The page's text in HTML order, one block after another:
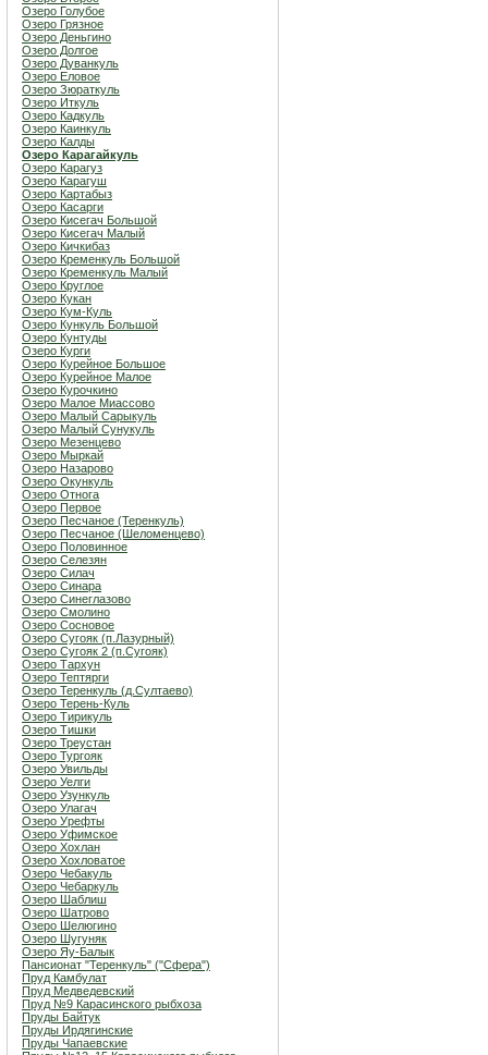
Озеро Голубое
Озеро Грязное
Озеро Деньгино
Озеро Долгое
Озеро Дуванкуль
Озеро Еловое
Озеро Зюраткуль
Озеро Иткуль
Озеро Кадкуль
Озеро Каинкуль
Озеро Калды
Озеро Карагайкуль
Озеро Карагуз
Озеро Карагуш
Озеро Картабыз
Озеро Касарги
Озеро Кисегач Большой
Озеро Кисегач Малый
Озеро Кичкибаз
Озеро Кременкуль Большой
Озеро Кременкуль Малый
Озеро Круглое
Озеро Кукан
Озеро Кум-Куль
Озеро Кункуль Большой
Озеро Кунтуды
Озеро Курги
Озеро Курейное Большое
Озеро Курейное Малое
Озеро Курочкино
Озеро Малое Миассово
Озеро Малый Сарыкуль
Озеро Малый Сунукуль
Озеро Мезенцево
Озеро Мыркай
Озеро Назарово
Озеро Окункуль
Озеро Отнога
Озеро Первое
Озеро Песчаное (Теренкуль)
Озеро Песчаное (Шеломенцево)
Озеро Половинное
Озеро Селезян
Озеро Силач
Озеро Синара
Озеро Синеглазово
Озеро Смолино
Озеро Сосновое
Озеро Сугояк (п.Лазурный)
Озеро Сугояк 2 (п.Сугояк)
Озеро Тархун
Озеро Тептярги
Озеро Теренкуль (д.Султаево)
Озеро Терень-Куль
Озеро Тирикуль
Озеро Тишки
Озеро Треустан
Озеро Тургояк
Озеро Увильды
Озеро Уелги
Озеро Узункуль
Озеро Улагач
Озеро Урефты
Озеро Уфимское
Озеро Хохлан
Озеро Хохловатое
Озеро Чебакуль
Озеро Чебаркуль
Озеро Шаблиш
Озеро Шатрово
Озеро Шелюгино
Озеро Шугуняк
Озеро Яу-Балык
Пансионат "Теренкуль" ("Сфера")
Пруд Камбулат
Пруд Медведевский
Пруд №9 Карасинского рыбхоза
Пруды Байтук
Пруды Ирдягинские
Пруды Чапаевские